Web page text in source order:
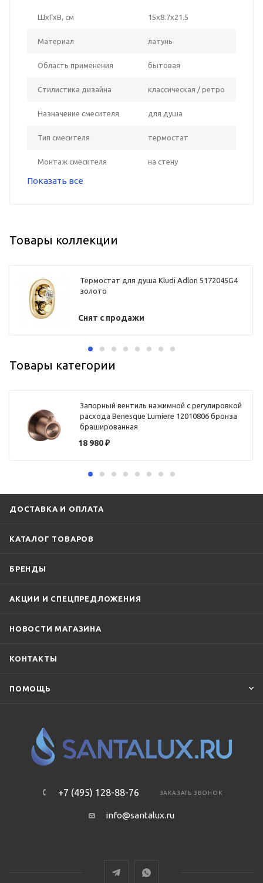
ШxГxВ, см 15x8.7x21.5
Материал латунь
Область применения бытовая
Стилистика дизайна классическая / ретро
Назначение смесителя для душа
Тип смесителя термостат
Монтаж смесителя на стену
Показать все
Товары коллекции
Термостат для душа Kludi Adlon 5172045G4
золото
Снят с продажи
Товары категории
Запорный вентиль нажимной с регулировкой
расхода Benesque Lumiere 12010806 бронза
брашированная
18 980₽
ДОСТАВКА И ОПЛАТА
КАТАЛОГ ТОВАРОВ
БРЕНДЫ
АКЦИИ И СПЕЦПРЕДЛОЖЕНИЯ
НОВОСТИ МАГАЗИНА
КОНТАКТЫ
ПОМОЩЬ
+7 (495) 128-88-76 ЗАКАЗАТЬ ЗВОНОК
info@santalux.ru